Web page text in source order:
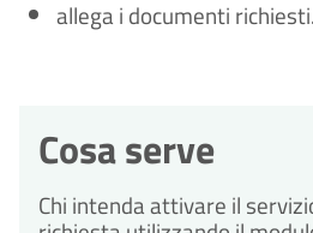
allega i documenti richiesti.
Cosa serve
Chi intenda attivare il